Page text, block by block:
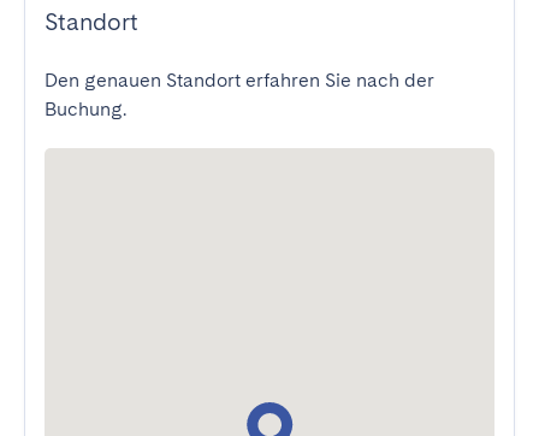
Standort
Den genauen Standort erfahren Sie nach der
Buchung.